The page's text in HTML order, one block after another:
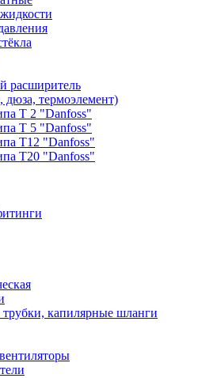
расширитель
дюза, термоэлемент)
Т 2 "Danfoss"
Т 5 "Danfoss"
Т12 "Danfoss"
Т20 "Danfoss"
капилярные шланги